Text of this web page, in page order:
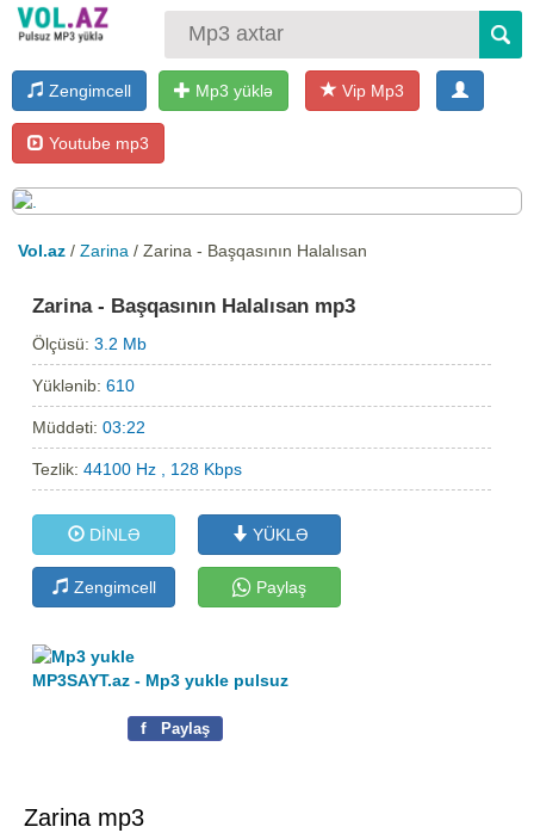
Zengimcell Mp3 yüklə Vip Mp3
Youtube mp3
Vol.az / Zarina / Zarina - Başqasının Halalısan
Zarina - Başqasının Halalısan mp3
Ölçüsü:3.2 Mb
Yüklənib:610
Müddəti:03:22
Tezlik:44100 Hz , 128 Kbps
DİNLƏ YÜKLƏ
Zengimcell Paylaş
MP3SAYT.az - Mp3 yukle pulsuz
f Paylaş
Zarina mp3